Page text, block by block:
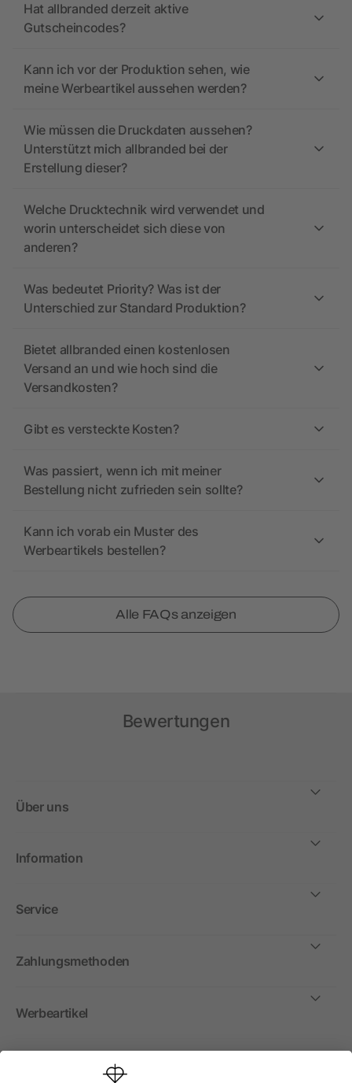
Hat allbranded derzeit aktive
Gutscheincodes?
Kann ich vor der Produktion sehen, wie
meine Werbeartikel aussehen werden?
Wie müssen die Druckdaten aussehen?
Unterstützt mich allbranded bei der
Erstellung dieser?
Welche Drucktechnik wird verwendet und
worin unterscheidet sich diese von
anderen?
Was bedeutet Priority? Was ist der
Unterschied zur Standard Produktion?
Bietet allbranded einen kostenlosen
Versand an und wie hoch sind die
Versandkosten?
Gibt es versteckte Kosten?
Was passiert, wenn ich mit meiner
Bestellung nicht zufrieden sein sollte?
Kann ich vorab ein Muster des
Werbeartikels bestellen?
Alle FAQs anzeigen
Bewertungen
Über uns
Information
Service
Zahlungsmethoden
Werbeartikel